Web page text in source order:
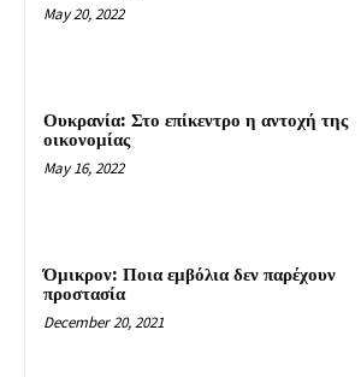
May 20, 2022
Ουκρανία: Στο επίκεντρο η αντοχή της
οικονομίας
May 16, 2022
Όμικρον: Ποια εμβόλια δεν παρέχουν
προστασία
December 20, 2021